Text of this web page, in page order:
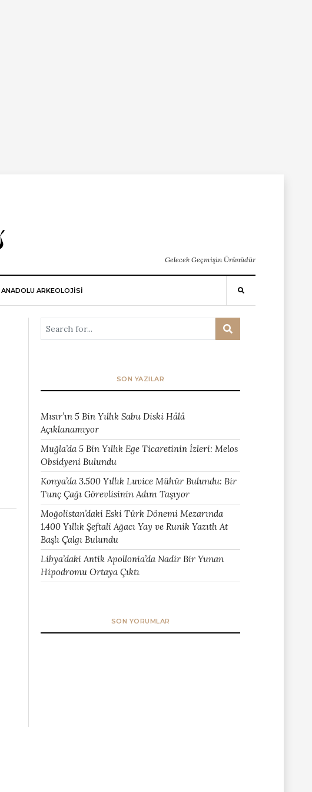
Gelecek Geçmişin Ürünüdür
ANADOLU ARKEOLOJİSİ
SON YAZILAR
Mısır’ın 5 Bin Yıllık Sabu Diski Hâlâ
Açıklanamıyor
Muğla’da 5 Bin Yıllık Ege Ticaretinin İzleri: Melos
Obsidyeni Bulundu
Konya’da 3.500 Yıllık Luvice Mühür Bulundu: Bir
Tunç Çağı Görevlisinin Adını Taşıyor
Moğolistan’daki Eski Türk Dönemi Mezarında
1.400 Yıllık Şeftali Ağacı Yay ve Runik Yazıtlı At
Başlı Çalgı Bulundu
Libya’daki Antik Apollonia’da Nadir Bir Yunan
Hipodromu Ortaya Çıktı
SON YORUMLAR